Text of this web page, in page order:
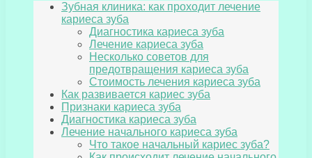
Зубная клиника: как проходит лечение
кариеса зуба
Диагностика кариеса зуба
Лечение кариеса зуба
Несколько советов для
предотвращения кариеса зуба
Стоимость лечения кариеса зуба
Как развивается кариес зуба
Признаки кариеса зуба
Диагностика кариеса зуба
Лечение начального кариеса зуба
Что такое начальный кариес зуба?